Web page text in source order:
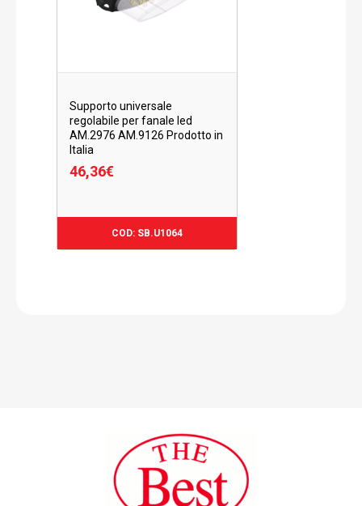
Supporto universale
regolabile per fanale led
AM.2976 AM.9126 Prodotto in
Italia
46,36€
COD: SB.U1064
€